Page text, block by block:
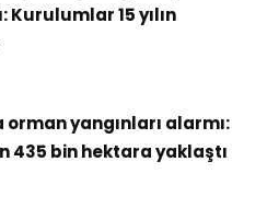
Kurulumlar 15 yılın
orman yangınları alarmı:
435 bin hektara yaklaştı